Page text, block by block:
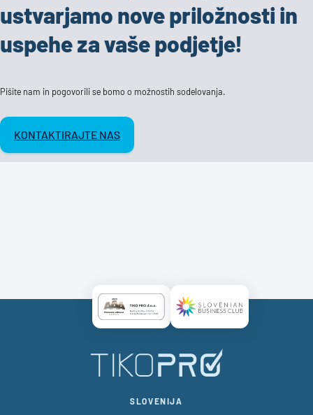
ustvarjamo nove priložnosti in
uspehe za vaše podjetje!
Pišite nam in pogovorili se bomo o možnostih sodelovanja.
KONTAKTIRAJTE NAS
Certificate AAA LogoCertificate SBC Logo
SLOVENIJA